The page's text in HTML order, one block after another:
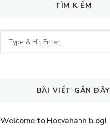
TÌM KIẾM
Looking
for
BÀI VIẾT GẦN ĐÂY
Welcome to Hocvahanh blog!